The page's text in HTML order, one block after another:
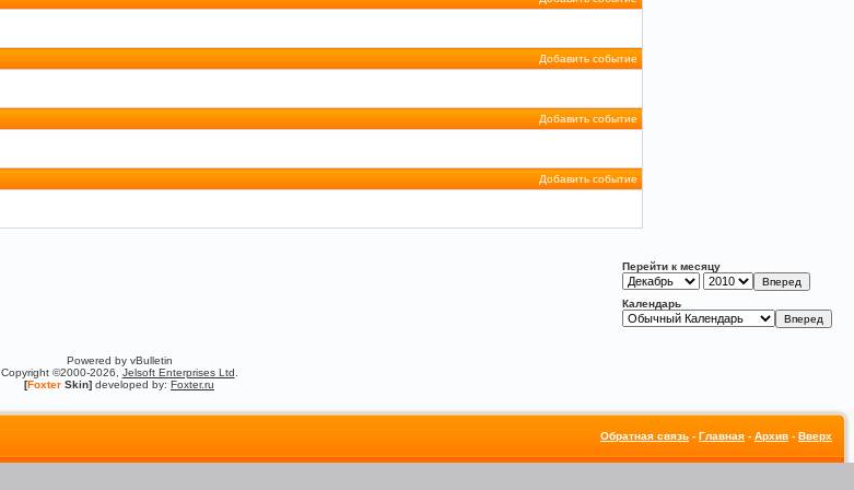
Добавить событие
Добавить событие
Добавить событие
Перейти к месяцу
Календарь
Powered by vBulletin
Copyright ©2000-2026, Jelsoft Enterprises Ltd
[Foxter Skin] developed by: Foxter.ru
Обратная связь - Главная - Архив - Вверх